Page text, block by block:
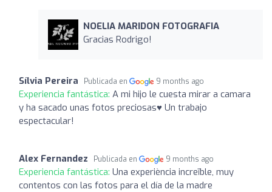
NOELIA MARIDON FOTOGRAFIA
Gracias Rodrigo!
Sílvia Pereira Publicada en 9 months ago
Experiencia fantástica: A mi hijo le cuesta mirar a camara
y ha sacado unas fotos preciosas♥️ Un trabajo
espectacular!
Alex Fernandez Publicada en 9 months ago
Experiencia fantástica: Una experiència increïble, muy
contentos con las fotos para el día de la madre